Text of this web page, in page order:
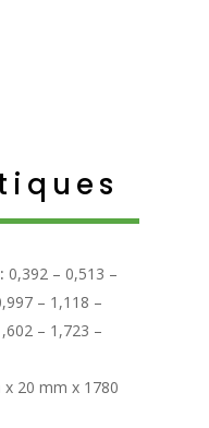
0,392 – 0,513 –
– 1,118 –
– 1,723 –
x 20 mm x 1780